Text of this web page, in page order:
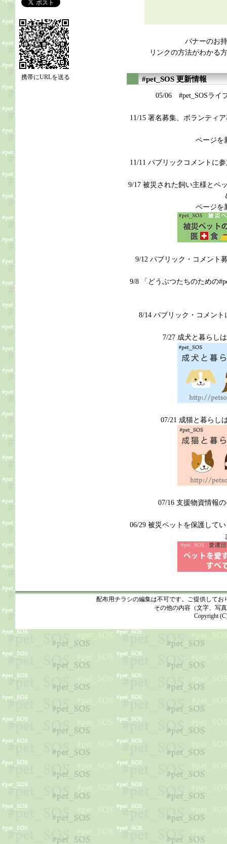
バナーのお
リンクの方法がわかる
#pet_SOS 更新情報
05/06 #pet_SOSライ
11/15 署名募集、ボランティ
ページを
11/11 パブリックコメントに
9/17 被災された飼い主様とペ
ページを
9/12 パブリック・コメント
9/8 「どうぶつたちのための
8/14 パブリック・コメン
7/27 成犬と暮らし
07/21 成猫と暮らし
07/16 支援物資情報
06/29 被災ペットを保護して
携帯にURLを送る
配布用チラシの編集は不可です。ご提供して
その他の内容（文字、写
Copyright